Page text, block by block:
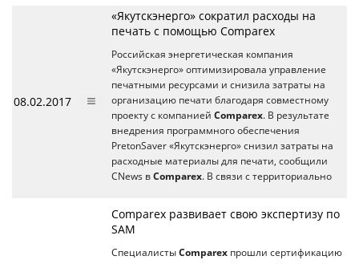
08.02.2017
«Якутскэнерго» сократил расходы на
печать с помощью Comparex
Российская энергетическая компания
«Якутскэнерго» оптимизировала управление
печатными ресурсами и снизила затраты на
организацию печати благодаря совместному
проекту с компанией Comparex. В результате
внедрения программного обеспечения
PretonSaver «Якутскэнерго» снизил затраты на
расходные материалы для печати, сообщили
CNews в Comparex. В связи с территориально
Comparex развивает свою экспертизу по
SAM
Специалисты Comparex прошли сертификацию